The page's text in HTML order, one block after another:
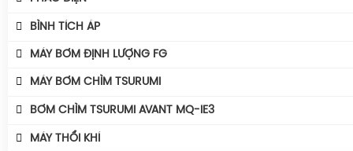
Phao Báo Mức
Phao Điện Tecno- Italy
BÌNH TÍCH ÁP
Bình Tích Áp Aquafill
Bình Tích Áp VAREM
BÌNH GIÃN NỞ AQUAFILL
MÁY BƠM ĐỊNH LƯỢNG FG
MÁY BƠM CHÌM TSURUMI
MÁY BƠM TSURUMI UNIVERSE
MÁY BƠM TSURUMI AVANT
BƠM CHÌM TSURUMI AVANT MQ-IE3
Máy Bơm Tsurumi Avant MQU
MÁY THỔI KHÍ